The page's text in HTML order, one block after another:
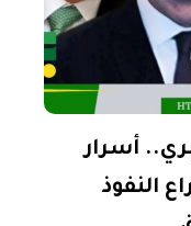
أسرار
النفوذ